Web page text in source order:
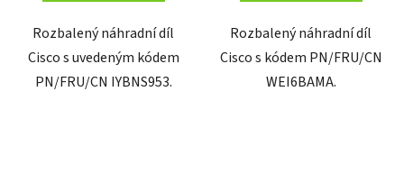
Rozbalený náhradní díl
Cisco s uvedeným kódem
PN/FRU/CN IYBNS953.
Rozbalený náhradní díl
Cisco s kódem PN/FRU/CN
WEI6BAMA.